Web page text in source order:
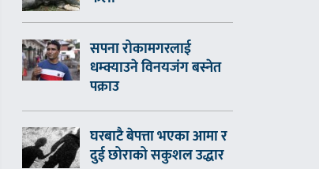
सपना रोकामगरलाई
धम्क्याउने विनयजंग बस्नेत
पक्राउ
घरबाटै बेपत्ता भएका आमा र
दुई छोराको सकुशल उद्धार